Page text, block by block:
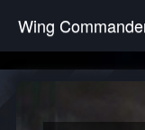
Wing